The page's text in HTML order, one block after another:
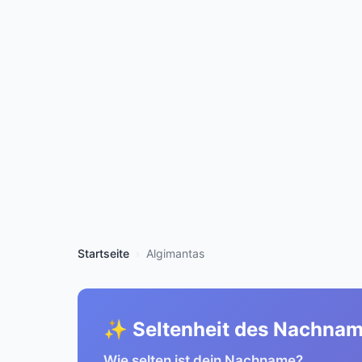
Startseite Algimantas
✨ Seltenheit des